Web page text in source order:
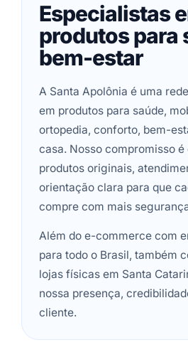
Especialistas
produtos para
bem-estar
A Santa Apolônia é uma
em produtos para saúde,
ortopedia, conforto, bem-
casa. Nosso compromisso
produtos originais,
orientação clara para que
compre com mais
Além do e-commerce com
para todo o Brasil, também
lojas físicas em Santa
nossa presença,
cliente.